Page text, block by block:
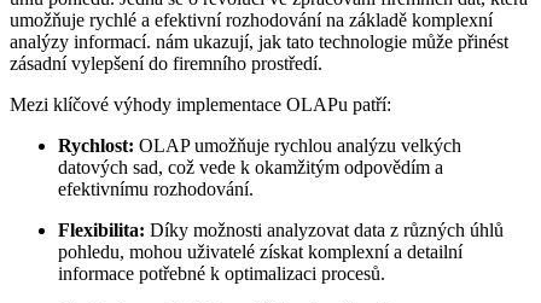
umožňuje rychlé a efektivní rozhodování na základě komplexní
analýzy informací. nám ukazují, jak tato technologie může přinést
zásadní vylepšení do firemního prostředí.
Mezi klíčové výhody implementace OLAPu patří:
Rychlost: OLAP umožňuje rychlou analýzu velkých
datových sad, což vede k okamžitým odpovědím a
efektivnímu rozhodování.
Flexibilita: Díky možnosti analyzovat data z různých úhlů
pohledu, mohou uživatelé získat komplexní a detailní
informace potřebné k optimalizaci procesů.